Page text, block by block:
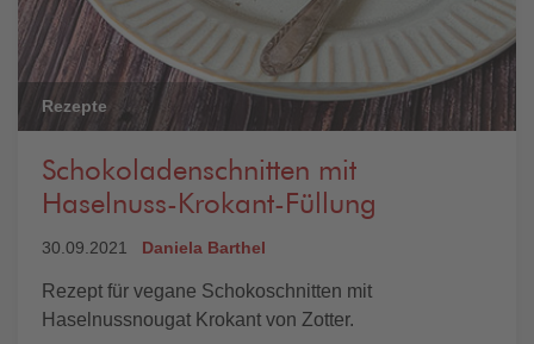
Rezepte
Schokoladenschnitten mit
Haselnuss-Krokant-Füllung
30.09.2021 Daniela Barthel
Rezept für vegane Schokoschnitten mit
Haselnussnougat Krokant von Zotter.